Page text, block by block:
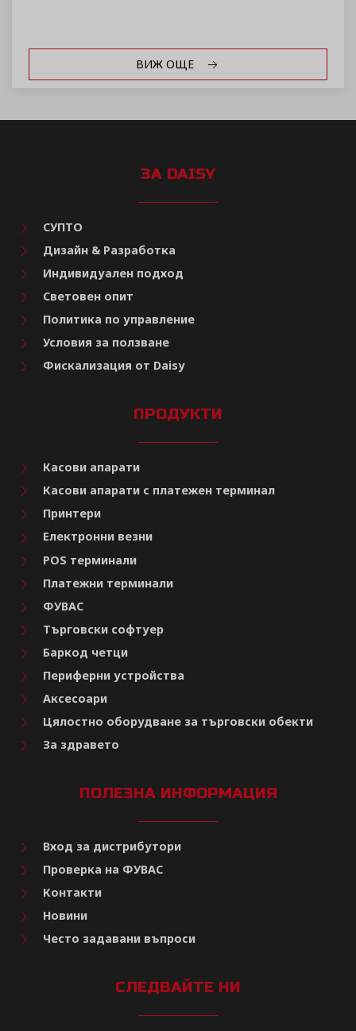
ВИЖ ОЩЕ
ЗА DAISY
СУПТО
Дизайн & Разработка
Индивидуален подход
Световен опит
Политика по управление
Условия за ползване
Фискализация от Daisy
ПРОДУКТИ
Касови апарати
Касови апарати с платежен терминал
Принтери
Електронни везни
POS терминали
Платежни терминали
ФУВАС
Търговски софтуер
Баркод четци
Периферни устройства
Аксесоари
Цялостно оборудване за търговски обекти
За здравето
ПОЛЕЗНА ИНФОРМАЦИЯ
Вход за дистрибутори
Проверка на ФУВАС
Контакти
Новини
Често задавани въпроси
СЛЕДВАЙТЕ НИ